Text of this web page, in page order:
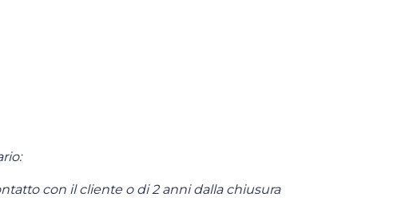
con il cliente o di 2 anni dalla chiusura